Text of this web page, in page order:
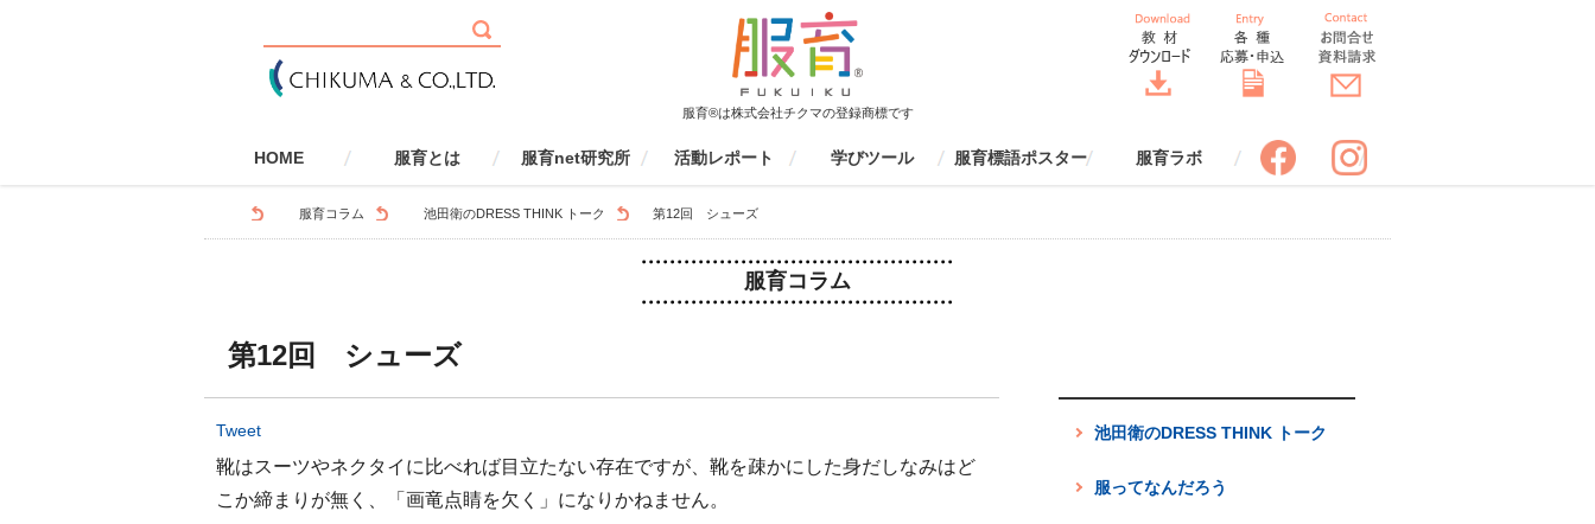
服育®は株式会社チクマの登録商標です
HOME 服育とは
服育とは
健康・安全
社会性
環境
国際性
学校で取り組む服育
家庭で取り組む服育
服育とSDGs
服育とLGBTQ
服育net研究所
服育net研究所について
活動報告書
監修書籍
会員募集
ファッションエデュケーション
協会
活動レポート
レポート検索
服育イベント
学校での活動（生徒向け）
学校・研修センターでの活動
（先生向け）
保護者向け
服育研究会
その他
学びツール 服育標語ポスター 服育ラボ
服育コラム 池田衛のDRESS THINK トーク 第12回 シューズ
服育コラム
第12回 シューズ
Tweet
靴はスーツやネクタイに比べれば目立たない存在ですが、靴を疎かにした身だしなみはど
こか締まりが無く、「画竜点睛を欠く」になりかねません。
池田衛のDRESS THINK トーク
服ってなんだろう